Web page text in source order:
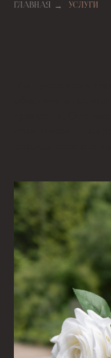
ГЛАВНАЯ → УСЛУГИ